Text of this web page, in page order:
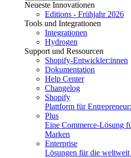
Neueste Innovationen
Editions - Frühjahr 2026
Tools und Integrationen
Integrationen
Hydrogen
Support und Ressourcen
Shopify-Entwickler:innen
Dokumentation
Help Center
Changelog
Shopify
Plattform für
Plus
Eine Commerce-Lösung
Marken
Enterprise
Lösungen für die